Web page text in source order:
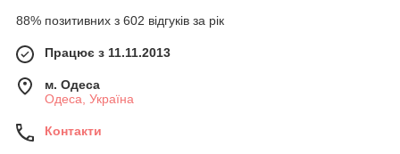
88% позитивних з 602 відгуків за рік
Працює з 11.11.2013
м. Одеса
Одеса, Україна
Контакти